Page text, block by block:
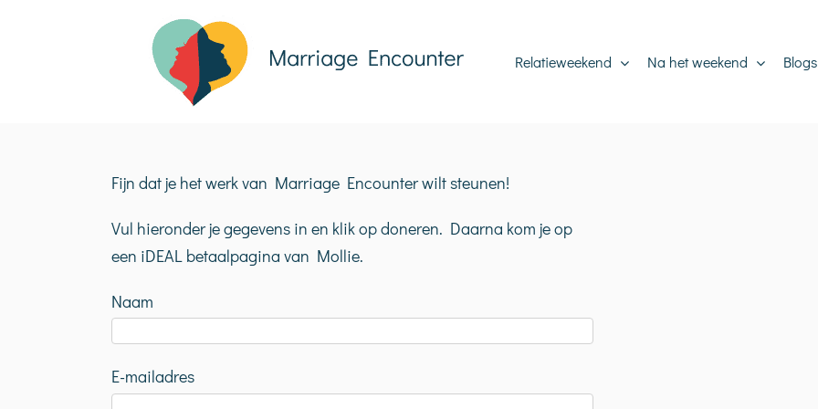
Relatieweekend Na het weekend Blogs
Fijn dat je het werk van Marriage Encounter wilt steunen!
Vul hieronder je gegevens in en klik op doneren. Daarna kom je op
een iDEAL betaalpagina van Mollie.
Naam
E-mailadres